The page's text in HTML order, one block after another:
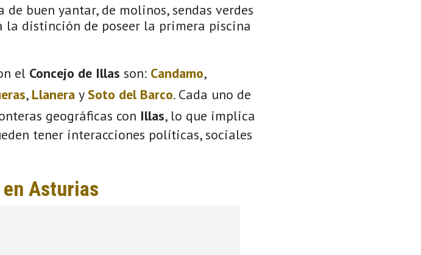
de buen yantar, de molinos, sendas verdes
la distinción de poseer la primera piscina
el Concejo de Illas son: Candamo,
, Llanera ySoto del Barco. Cada uno de
geográficas con Illas, lo que implica
tener interacciones políticas, sociales